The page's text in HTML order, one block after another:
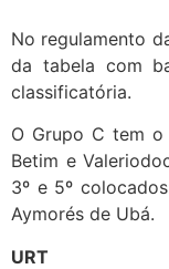
No regulamento
da tabela com
classificatória.
O Grupo C tem o
Betim e
3º e 5º
Aymorés de Ubá.
URT